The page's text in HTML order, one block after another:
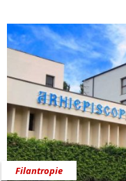
Filantropie